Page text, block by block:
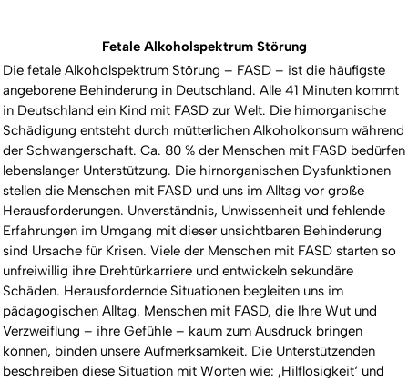
Fetale Alkoholspektrum Störung
Die fetale Alkoholspektrum Störung – FASD – ist die häufigste
angeborene Behinderung in Deutschland. Alle 41 Minuten kommt
in Deutschland ein Kind mit FASD zur Welt. Die hirnorganische
Schädigung entsteht durch mütterlichen Alkoholkonsum während
der Schwangerschaft. Ca. 80 % der Menschen mit FASD bedürfen
lebenslanger Unterstützung. Die hirnorganischen Dysfunktionen
stellen die Menschen mit FASD und uns im Alltag vor große
Herausforderungen. Unverständnis, Unwissenheit und fehlende
Erfahrungen im Umgang mit dieser unsichtbaren Behinderung
sind Ursache für Krisen. Viele der Menschen mit FASD starten so
unfreiwillig ihre Drehtürkarriere und entwickeln sekundäre
Schäden. Herausfordernde Situationen begleiten uns im
pädagogischen Alltag. Menschen mit FASD, die Ihre Wut und
Verzweiflung – ihre Gefühle – kaum zum Ausdruck bringen
können, binden unsere Aufmerksamkeit. Die Unterstützenden
beschreiben diese Situation mit Worten wie: ‚Hilflosigkeit‘ und